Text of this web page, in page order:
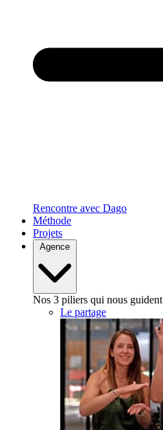
Rencontre avec Dago
Méthode
Projets
Agence
Nos 3 piliers qui nous guident
Le partage